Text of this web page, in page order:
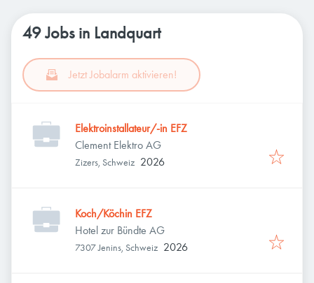
49 Jobs in Landquart
Jetzt Jobalarm aktivieren!
Elektroinstallateur/-in EFZ
Clement Elektro AG
Zizers, Schweiz 2026
Koch/Köchin EFZ
Hotel zur Bündte AG
7307 Jenins, Schweiz 2026